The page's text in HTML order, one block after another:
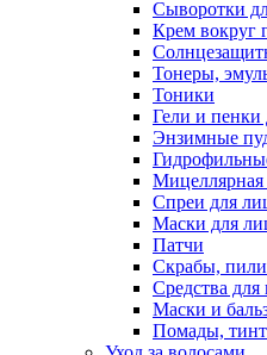
Сыворотки
Крем вокруг
Тонеры,
Тоники
Гели и
Энзимные
Мицеллярная
Спреи для
Маски для
Патчи
Скрабы,
Средства
Маски и
Помады,